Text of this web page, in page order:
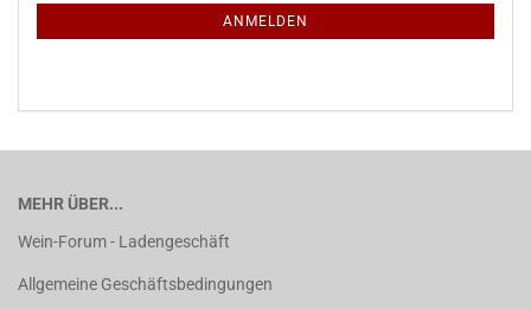
ANMELDEN
MEHR ÜBER...
Wein-Forum - Ladengeschäft
Allgemeine Geschäftsbedingungen